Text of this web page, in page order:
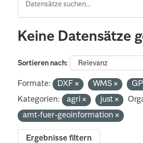
Keine Datensätze
Sortieren nach
Formate: DXF WMS
Kategorien:
agri just
amt-fuer-geoinformation
Ergebnisse filtern